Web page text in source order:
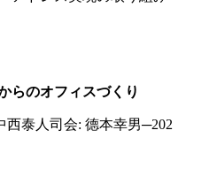
らのオフィスづくり
泰人司会: 德本幸男─202